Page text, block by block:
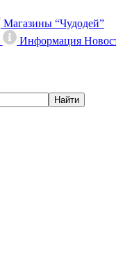
Магазины “Чудодей”
Информация
Найти